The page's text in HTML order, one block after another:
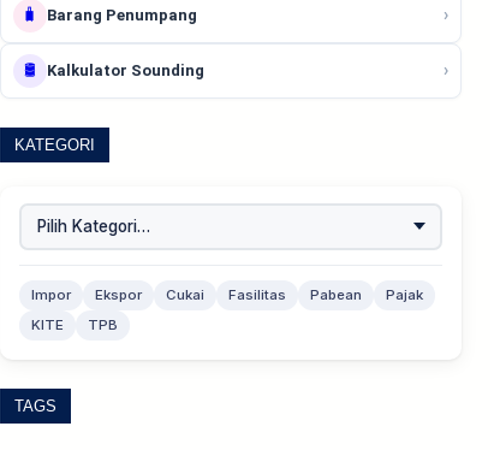
🧳 Barang Penumpang ›
🛢️ Kalkulator Sounding ›
KATEGORI
Impor Ekspor Cukai Fasilitas Pabean
Pajak
KITE
TPB
TAGS